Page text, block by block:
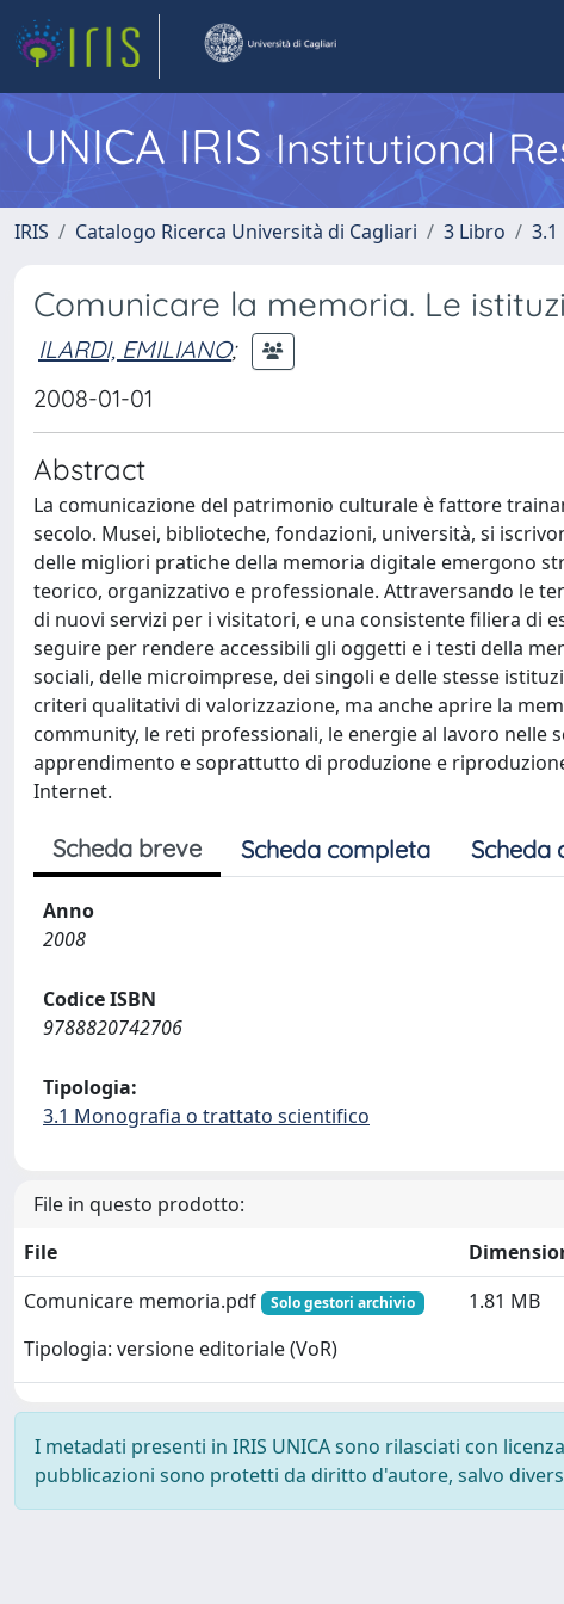
UNICA IRISInstitutional
IRIS Catalogo Ricerca Università di Cagliari 3 Libro
Comunicare la memoria. Le
ILARDI, EMILIANO;
2008-01-01
Abstract
La comunicazione del patrimonio culturale è fattore
secolo. Musei, biblioteche, fondazioni, università, si
delle migliori pratiche della memoria digitale emergono
teorico, organizzativo e professionale. Attraversando le
di nuovi servizi per i visitatori, e una consistente filiera di
seguire per rendere accessibili gli oggetti e i testi della
sociali, delle microimprese, dei singoli e delle stesse
criteri qualitativi di valorizzazione, ma anche aprire la
community, le reti professionali, le energie al lavoro nelle
apprendimento e soprattutto di produzione e
Internet.
Scheda breve Scheda completa Scheda
Anno
2008
Codice ISBN
9788820742706
Tipologia:
3.1 Monografia o trattato scientifico
File in questo prodotto:
File
Comunicare memoria.pdf
Solo gestori archivio
Tipologia: versione editoriale (VoR)
1.81 MB
I metadati presenti in IRIS UNICA sono rilasciati con licenza
pubblicazioni sono protetti da diritto d'autore, salvo